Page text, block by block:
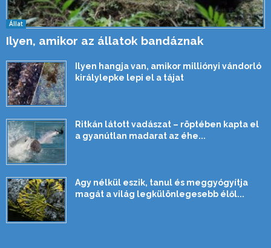
Állat
Ilyen, amikor az állatok bandáznak
Ilyen hangja van, amikor milliónyi vándorló
királylepke lepi el a tájat
Ritkán látott vadászat – röptében kapta el
a gyanútlan madarat az éhe...
Agy nélkül eszik, tanul és meggyógyítja
magát a világ legkülönlegesebb élől...